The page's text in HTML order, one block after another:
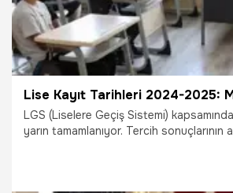
LGS (Liselere Geçiş Sistemi)
yarın tamamlanıyor. Tercih sonuçlarının